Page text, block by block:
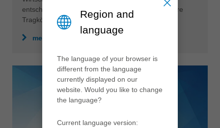
entscheidend. Zudem sorgt der wiederverwendbare
Tragkörper für maximale Nachhaltigkeit.
mehr erfahren
Region and
language
The language of your browser is
different from the language
currently displayed on our
website. Would you like to change
the language?
Current language version: